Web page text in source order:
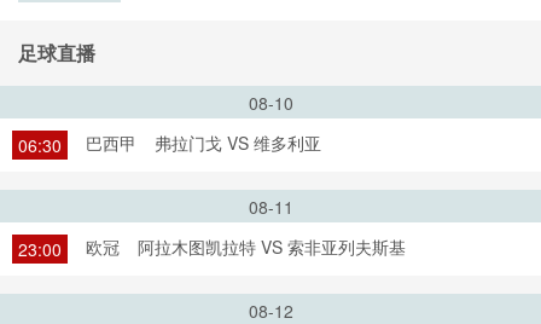
足球直播
08-10
06:30
巴西甲 弗拉门戈 VS 维多利亚
08-11
23:00
欧冠 阿拉木图凯拉特 VS 索非亚列夫斯基
08-12